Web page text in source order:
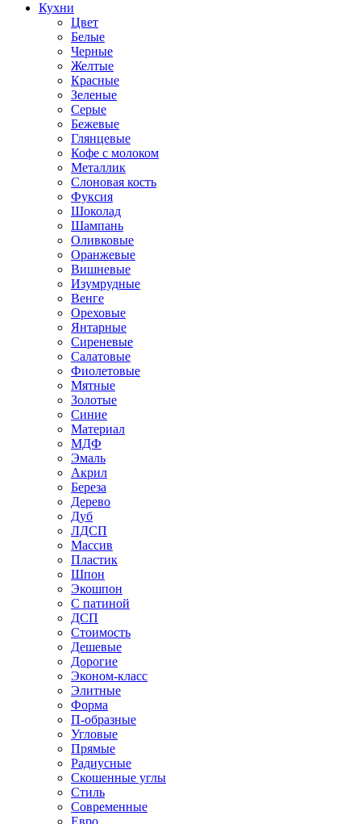
Кухни
Цвет
Белые
Черные
Желтые
Красные
Зеленые
Серые
Бежевые
Глянцевые
Кофе с молоком
Металлик
Слоновая кость
Фуксия
Шоколад
Шампань
Оливковые
Оранжевые
Вишневые
Изумрудные
Венге
Ореховые
Янтарные
Сиреневые
Салатовые
Фиолетовые
Мятные
Золотые
Синие
Материал
МДФ
Эмаль
Акрил
Береза
Дерево
Дуб
ЛДСП
Массив
Пластик
Шпон
Экошпон
С патиной
ДСП
Стоимость
Дешевые
Дорогие
Эконом-класс
Элитные
Форма
П-образные
Угловые
Прямые
Радиусные
Скошенные углы
Стиль
Современные
Евро